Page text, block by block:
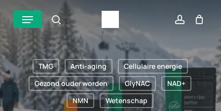
naar
hoofdinhoud
zoek account
Menu
TMG Anti-aging
Cellulaire energie
Gezond ouder worden
GlyNAC
NAD+
NMN
Wetenschap